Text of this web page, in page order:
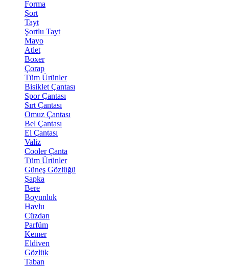
Forma
Şort
Tayt
Şortlu Tayt
Mayo
Atlet
Boxer
Çorap
Tüm Ürünler
Bisiklet Çantası
Spor Çantası
Sırt Çantası
Omuz Çantası
Bel Çantası
El Çantası
Valiz
Cooler Çanta
Tüm Ürünler
Güneş Gözlüğü
Şapka
Bere
Boyunluk
Havlu
Cüzdan
Parfüm
Kemer
Eldiven
Gözlük
Taban